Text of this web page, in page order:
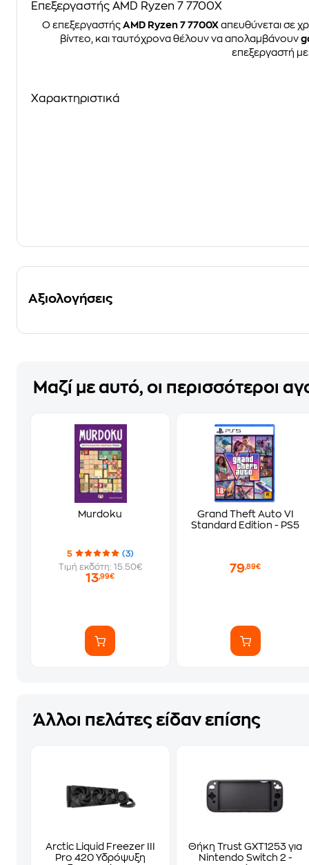
Επεξεργαστής AMD Ryzen 7 7700X
Ο επεξεργαστής AMD Ryzen 7 7700Xαπευθύνεται σε
βίντεο, και ταυτόχρονα θέλουν να απολαμβάνουν
επεξεργαστή με
Χαρακτηριστικά
Αξιολογήσεις
Μαζί με αυτό, οι περισσότεροι
Murdoku
5
(3)
Τιμή εκδότη: 15.50€
13,99€
Grand Theft Auto VI
Standard Edition - PS5
79,89€
Άλλοι πελάτες είδαν επίσης
Arctic Liquid Freezer III
Pro 420 Υδρόψυξη
Θήκη Trust GXT1253 για
Nintendo Switch 2 -